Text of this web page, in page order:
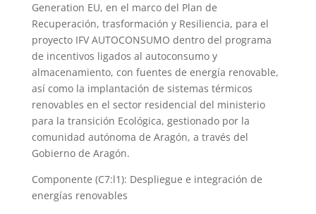
Generation EU, en el marco del Plan de
Recuperación, trasformación y Resiliencia, para el
proyecto IFV AUTOCONSUMO dentro del programa
de incentivos ligados al autoconsumo y
almacenamiento, con fuentes de energía renovable,
así como la implantación de sistemas térmicos
renovables en el sector residencial del ministerio
para la transición Ecológica, gestionado por la
comunidad autónoma de Aragón, a través del
Gobierno de Aragón.
Componente (C7:l1): Despliegue e integración de
energías renovables